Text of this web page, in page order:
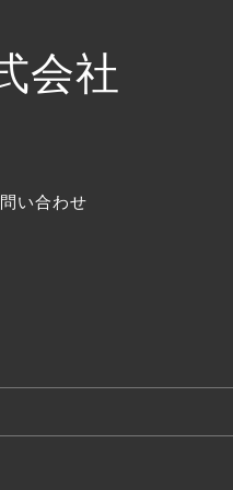
会社
い合わせ